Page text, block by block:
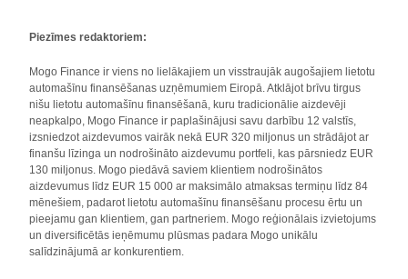
Piezīmes redaktoriem:
Mogo Finance ir viens no lielākajiem un visstraujāk augošajiem lietotu
automašīnu finansēšanas uzņēmumiem Eiropā. Atklājot brīvu tirgus
nišu lietotu automašīnu finansēšanā, kuru tradicionālie aizdevēji
neapkalpo, Mogo Finance ir paplašinājusi savu darbību 12 valstīs,
izsniedzot aizdevumos vairāk nekā EUR 320 miljonus un strādājot ar
finanšu līzinga un nodrošināto aizdevumu portfeli, kas pārsniedz EUR
130 miljonus. Mogo piedāvā saviem klientiem nodrošinātos
aizdevumus līdz EUR 15 000 ar maksimālo atmaksas termiņu līdz 84
mēnešiem, padarot lietotu automašīnu finansēšanu procesu ērtu un
pieejamu gan klientiem, gan partneriem. Mogo reģionālais izvietojums
un diversificētās ieņēmumu plūsmas padara Mogo unikālu
salīdzinājumā ar konkurentiem.